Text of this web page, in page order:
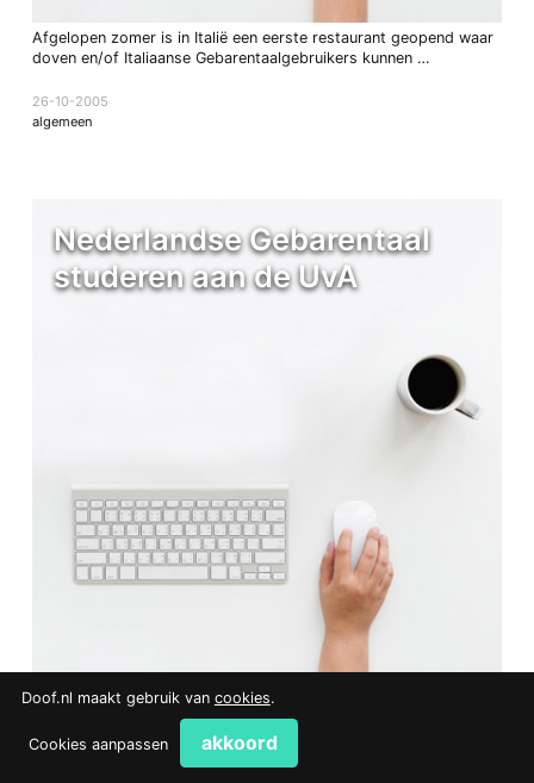
Afgelopen zomer is in Italië een eerste restaurant geopend waar
doven en/of Italiaanse Gebarentaalgebruikers kunnen …
26-10-2005
algemeen
Nederlandse Gebarentaal
studeren aan de UvA
Een taal in beweging Gebarentalen zijn al eeuwenoud en in de
Doof.nl maakt gebruik van cookies.
Cookies aanpassen akkoord